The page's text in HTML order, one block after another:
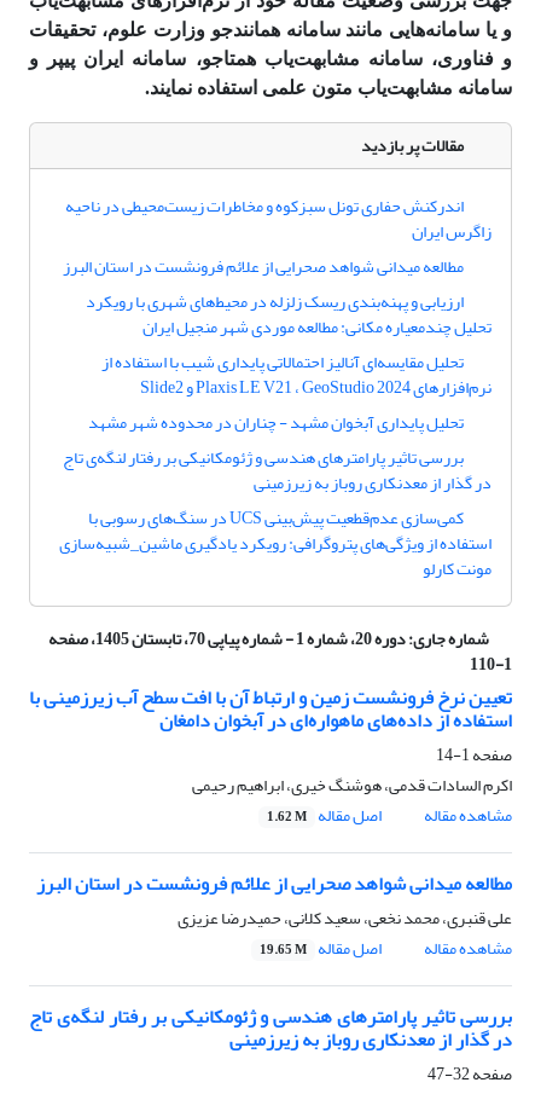
و یا سامانه‌هایی مانند سامانه همانند‌جو وزارت علوم، تحقیقات
و فناوری، سامانه مشابهت‌یاب همتاجو، سامانه ایران پیپر و
سامانه مشابهت‌یاب متون علمی استفاده نمایند.
مقالات پر بازدید
اندرکنش حفاری تونل سبزکوه و مخاطرات زیست‌محیطی در ناحیه
زاگرس ایران
مطالعه میدانی شواهد صحرایی از علائم فرونشست در استان البرز
ارزیابی و پهنه‌بندی ریسک زلزله در محیط‌های شهری با رویکرد
تحلیل چندمعیاره مکانی: مطالعه موردی شهر منجیل ایران
تحلیل مقایسه‌ای آنالیز احتمالاتی پایداری شیب با استفاده از
نرم‌افزارهای Plaxis LE V21 ، GeoStudio 2024 و Slide2
تحلیل پایداری آبخوان مشهد - چناران در محدوده شهر مشهد
بررسی تاثیر پارامترهای هندسی و ژئومکانیکی بر رفتار لنگه‌ی تاج
در گذار از معدنکاری روباز به زیرزمینی
کمی‌سازی عدم‌قطعیت پیش‌بینی UCS در سنگ‌های رسوبی با
استفاده از ویژگی‌های پتروگرافی: رویکرد یادگیری ماشین_شبیه‌سازی
مونت کارلو
شماره جاری: دوره 20، شماره 1 - شماره پیاپی 70، تابستان 1405، صفحه
1-110
تعیین نرخ فرونشست زمین و ارتباط آن با افت سطح آب زیرزمینی با
استفاده از داده‌های ماهواره‌ای در آبخوان دامغان
صفحه1-14
اکرم السادات قدمی، هوشنگ خیری، ابراهیم رحیمی
مشاهده مقاله
اصل مقاله 1.62 M
مطالعه میدانی شواهد صحرایی از علائم فرونشست در استان البرز
علی قنبری، محمد نخعی، سعید کلانی، حمیدرضا عزیزی
مشاهده مقاله
اصل مقاله 19.65 M
بررسی تاثیر پارامترهای هندسی و ژئومکانیکی بر رفتار لنگه‌ی تاج
در گذار از معدنکاری روباز به زیرزمینی
صفحه32-47